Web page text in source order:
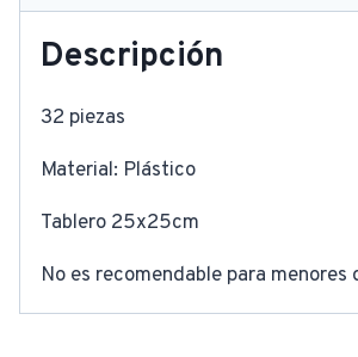
Descripción
32 piezas
Material: Plástico
Tablero 25x25cm
No es recomendable para menores